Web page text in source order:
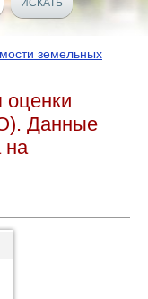
земельных
оценки
Данные
на